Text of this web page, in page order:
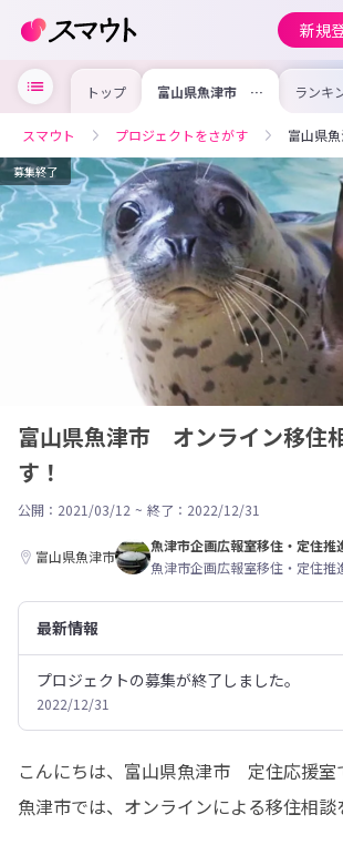
新規
トップ 富山県魚津市 オ
ンライン移住相談
ランキ
スマウト プロジェクトをさがす 富山県
募集終了
富山県魚津市 オンライン移住
す！
公開：2021/03/12 ~ 終了：2022/12/31
富山県魚津市
魚津市企画広報室移住・定住推
魚津市企画広報室移住・定住推
最新情報
プロジェクトの募集が終了しました。
2022/12/31
こんにちは、富山県魚津市　定住応援室
魚津市では、オンラインによる移住相談